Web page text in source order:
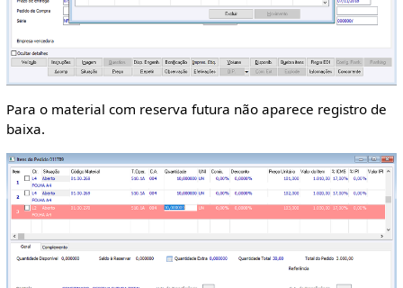
Para o material com reserva futura não aparece registro de
baixa.